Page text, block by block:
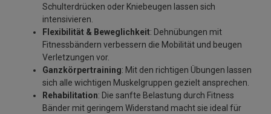
Schulterdrücken oder Kniebeugen lassen sich
intensivieren.
Flexibilität & Beweglichkeit: Dehnübungen mit
Fitnessbändern verbessern die Mobilität und beugen
Verletzungen vor.
Ganzkörpertraining: Mit den richtigen Übungen lassen
sich alle wichtigen Muskelgruppen gezielt ansprechen.
Rehabilitation: Die sanfte Belastung durch Fitness
Bänder mit geringem Widerstand macht sie ideal für